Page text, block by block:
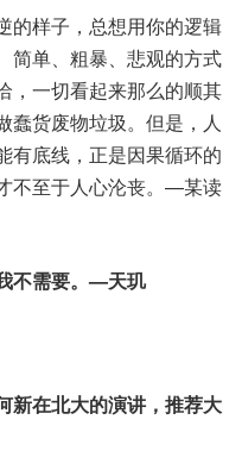
的样子，总想用你的逻辑
简单、粗暴、悲观的方式
，一切看起来那么的顺其
蠢货废物垃圾。但是，人
有底线，正是因果循环的
不至于人心沦丧。—某读
不需要。—天玑
新在北大的演讲，推荐大